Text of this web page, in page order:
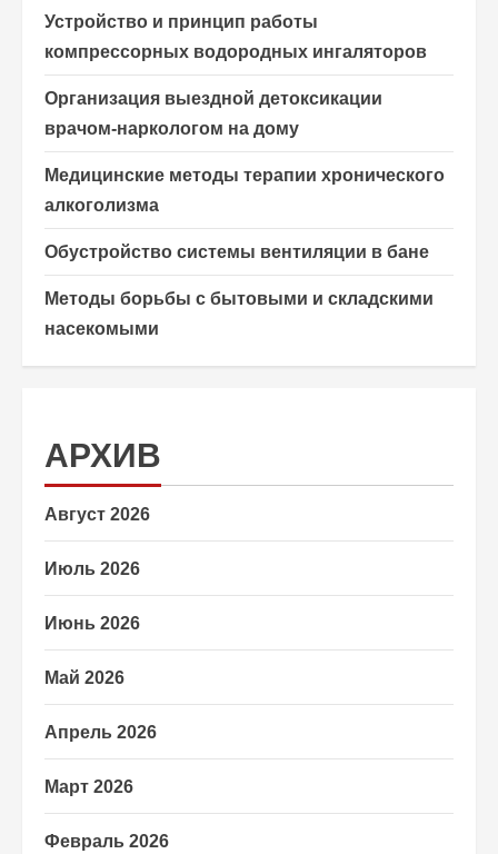
Устройство и принцип работы
компрессорных водородных ингаляторов
Организация выездной детоксикации
врачом-наркологом на дому
Медицинские методы терапии хронического
алкоголизма
Обустройство системы вентиляции в бане
Методы борьбы с бытовыми и складскими
насекомыми
АРХИВ
Август 2026
Июль 2026
Июнь 2026
Май 2026
Апрель 2026
Март 2026
Февраль 2026